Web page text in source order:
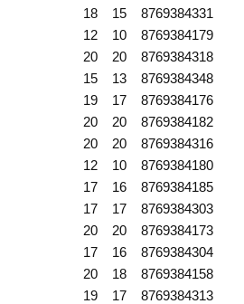
8769384331 15 18
8769384179 10 12
8769384318 20 20
8769384348 13 15
8769384176 17 19
8769384182 20 20
8769384316 20 20
8769384180 10 12
8769384185 16 17
8769384303 17 17
8769384173 20 20
8769384304 16 17
8769384158 18 20
8769384313 17 19